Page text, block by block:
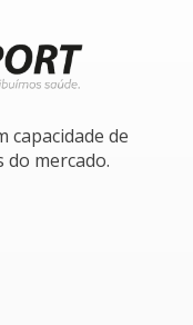
capacidade de
mercado.